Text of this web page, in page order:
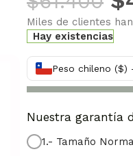
Miles de clientes
Hay existencias
Peso chileno ($)
Nuestra garantía
1.- Tamaño